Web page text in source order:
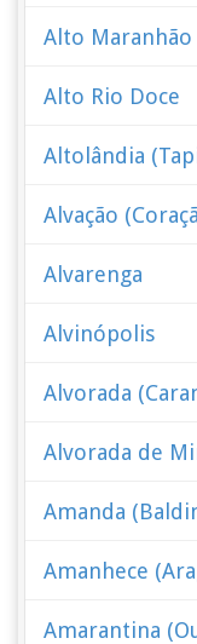
Alto Maranhão
Alto Rio Doce
Altolândia
Alvação
Alvarenga
Alvinópolis
Alvorada
Alvorada de
Amanda
Amanhece
Amarantina